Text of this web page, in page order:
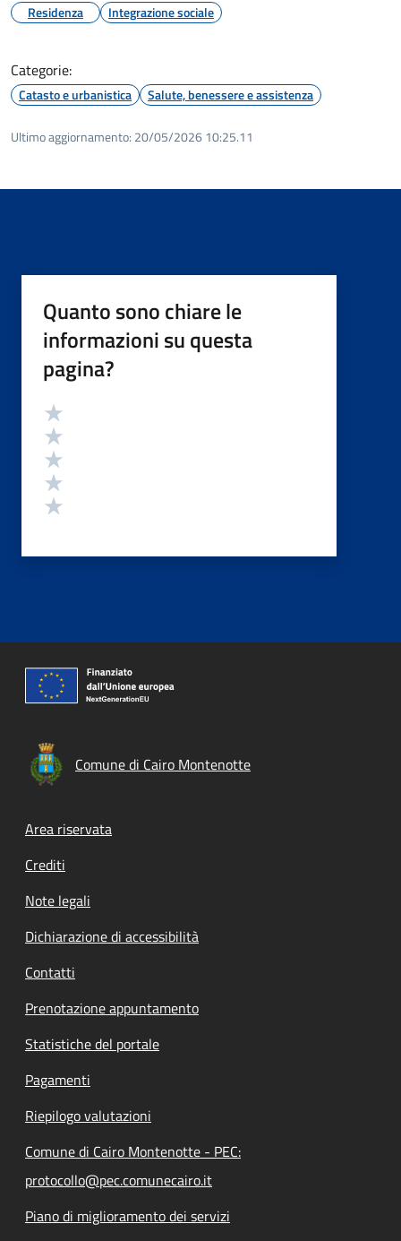
Residenza Integrazione sociale
Categorie:
Catasto e urbanistica Salute, benessere e assistenza
Ultimo aggiornamento: 20/05/2026 10:25.11
Quanto sono chiare le
informazioni su questa
pagina?
Valutazione
Comune di Cairo Montenotte
Footer menu
Area riservata
Crediti
Note legali
Dichiarazione di accessibilità
Contatti
Prenotazione appuntamento
Statistiche del portale
Pagamenti
Riepilogo valutazioni
Comune di Cairo Montenotte - PEC:
protocollo@pec.comunecairo.it
Piano di miglioramento dei servizi